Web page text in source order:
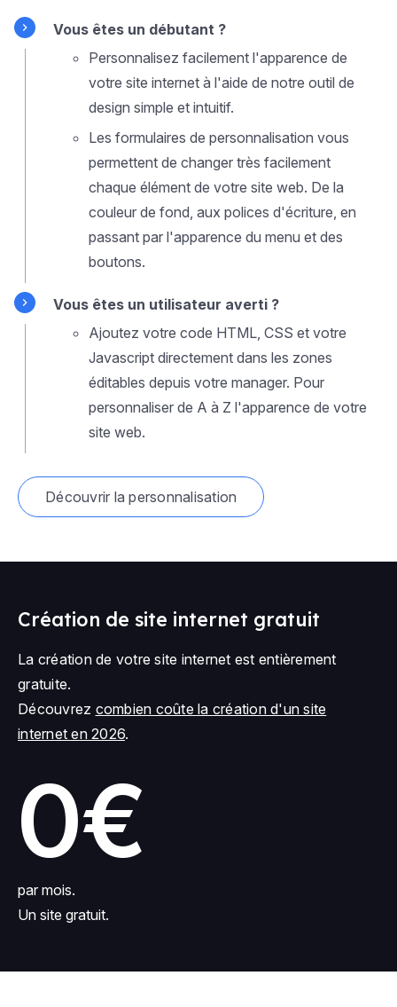
Vous êtes un débutant ?
Personnalisez facilement l'apparence de
votre site internet à l'aide de notre outil de
design simple et intuitif.
Les formulaires de personnalisation vous
permettent de changer très facilement
chaque élément de votre site web. De la
couleur de fond, aux polices d'écriture, en
passant par l'apparence du menu et des
boutons.
Vous êtes un utilisateur averti ?
Ajoutez votre code HTML, CSS et votre
Javascript directement dans les zones
éditables depuis votre manager. Pour
personnaliser de A à Z l'apparence de votre
site web.
Découvrir la personnalisation
Création de site internet gratuit
La création de votre site internet est entièrement
gratuite.
Découvrez combien coûte la création d'un site
internet en 2026.
0€
par mois.
Un site gratuit.